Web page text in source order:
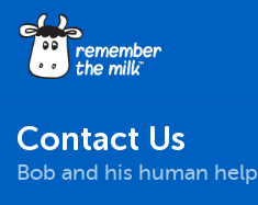
Contact Us
Bob and his human